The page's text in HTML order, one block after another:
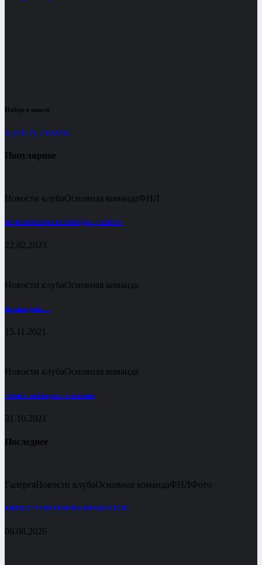
Набор в школу
8 (8412) 200-990
Популярное
Новости клубаОсновная командаФНЛ
НОВОБРАНЦЫ КОМАНДЫ «ЗЕНИТ»
22.02.2023
Новости клубаОсновная команда
Не наш день …
15.11.2021
Новости клубаОсновная команда
«Зенит» побеждает «Сахалин»
31.10.2021
Последнее
ГалереяНовости клубаОсновная командаФНЛФото
КИРИЛЛ ГОРБАТОВ ВОЗВРАЩАЕТСЯ!
06.08.2026